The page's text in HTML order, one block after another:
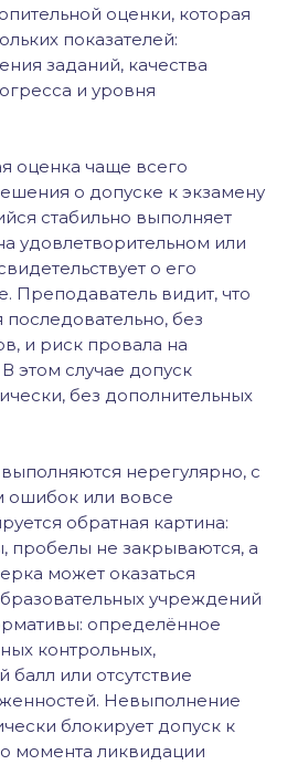
оценки, которая
показателей:
заданий, качества
и уровня
оценка чаще всего
о допуске к экзамену
стабильно выполняет
удовлетворительном или
о его
Преподаватель видит, что
последовательно, без
и риск провала на
этом случае допуск
без дополнительных
нерегулярно, с
ошибок или вовсе
обратная картина:
пробелы не закрываются, а
может оказаться
учреждений
определённое
контрольных,
или отсутствие
Невыполнение
блокирует допуск к
момента ликвидации